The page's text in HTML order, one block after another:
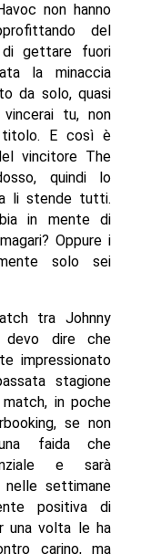
non hanno
del
gettare fuori
la minaccia
da solo, quasi
tu, non
E così è
vincitore The
quindi lo
li stende tutti.
in mente di
Oppure i
solo sei
tra Johnny
devo dire che
impressionato
stagione
in poche
se non
faida che
e sarà
nelle settimane
positiva di
una volta le ha
carino, ma